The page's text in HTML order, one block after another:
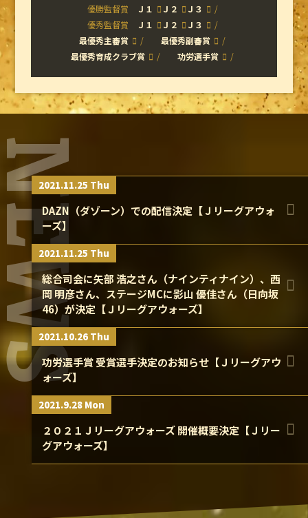
優勝監督賞
Ｊ１ Ｊ２
Ｊ３
優秀監督賞
Ｊ１ Ｊ２
Ｊ３
最優秀主審賞
最優秀副審賞
最優秀育成クラブ賞
功労選手賞
DAZN（ダゾーン）での配信決定【Ｊリーグアウォ
ーズ】
2021.11.25 Thu
総合司会に矢部 浩之さん（ナインティナイン）、西
岡 明彦さん、ステージMCに影山 優佳さん（日向坂
46）が決定【Ｊリーグアウォーズ】
2021.11.25 Thu
功労選手賞 受賞選手決定のお知らせ【Ｊリーグアウ
ォーズ】
2021.10.26 Thu
２０２１Ｊリーグアウォーズ 開催概要決定【Ｊリー
グアウォーズ】
2021.9.28 Mon